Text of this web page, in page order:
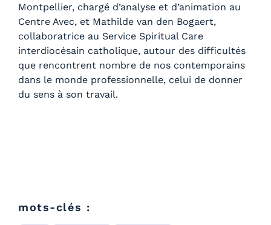
Montpellier, chargé d’analyse et d’animation au
Centre Avec, et Mathilde van den Bogaert,
collaboratrice au Service Spiritual Care
interdiocésain catholique, autour des difficultés
que rencontrent nombre de nos contemporains
dans le monde professionnelle, celui de donner
du sens à son travail.
mots-clés :